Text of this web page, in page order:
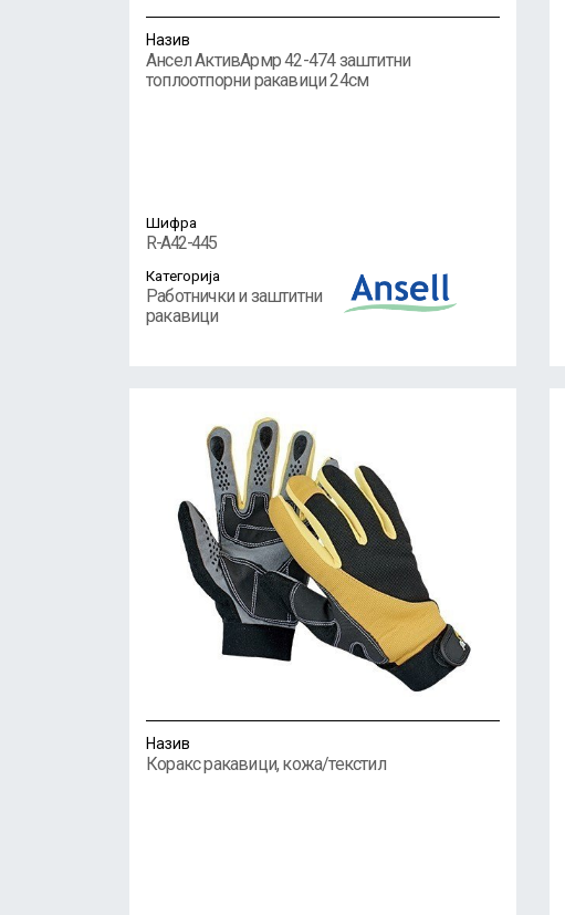
Назив
Ансел АктивАрмр 42-474 заштитни
топлоотпорни ракавици 24см
Шифра
R-A42-445
Категорија
Работнички и заштитни
ракавици
Назив
Коракс ракавици, кожа/текстил